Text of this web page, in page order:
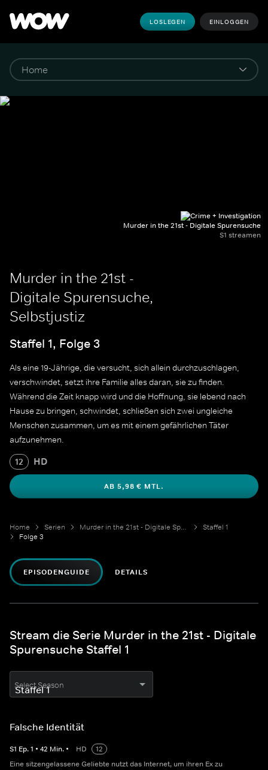
LOSLEGEN EINLOGGEN
Murder in the 21st - Digitale Spurensuche
S1 streamen
Murder in the 21st -
Digitale Spurensuche,
Selbstjustiz
Staffel 1, Folge 3
Als eine 19-Jährige, die versucht, sich allein durchzuschlagen,
verschwindet, setzt ihre Familie alles daran, sie zu finden.
Während die Zeit knapp wird und die Hoffnung, sie lebend nach
Hause zu bringen, schwindet, schließen sich zwei ungleiche
Menschen zusammen, um es mit einem gefährlichen Täter
aufzunehmen.
12 HD
AB 5,98 € MTL.
Home Serien Murder in the 21st - Digitale Spurensuche
Staffel 1
Folge 3
EPISODENGUIDE DETAILS
Stream die Serie Murder in the 21st - Digitale
Spurensuche Staffel 1
Select Season
Falsche Identität
S1 Ep.1 • 42 Min. • HD
12
Eine sitzengelassene Geliebte nutzt das Internet, um ihren Ex zu